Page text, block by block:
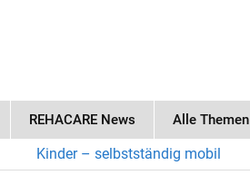
REHACARE News Alle Themen
Kinder – selbstständig mobil